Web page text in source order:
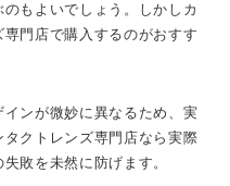
もよいでしょう。しかしカ
門店で購入するのがおすす
ンが微妙に異なるため、実
クトレンズ専門店なら実際
敗を未然に防げます。